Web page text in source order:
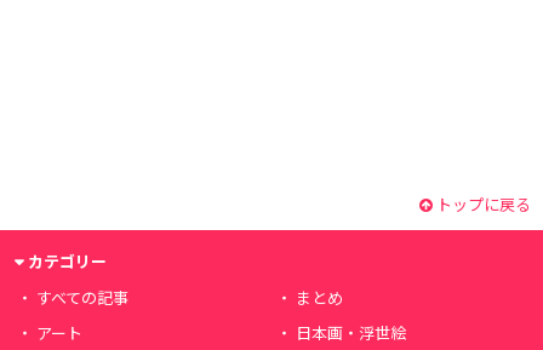
トップに戻る
カテゴリー
すべての記事
まとめ
アート
日本画・浮世絵